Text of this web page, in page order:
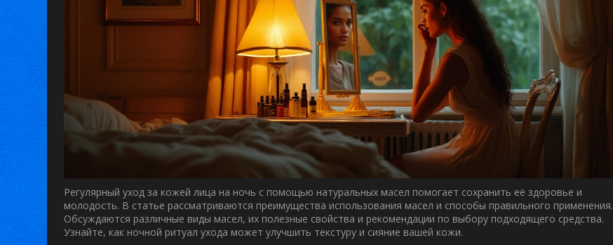
Регулярный уход за кожей лица на ночь с помощью натуральных масел помогает сохранить её здоровье и
молодость. В статье рассматриваются преимущества использования масел и способы правильного применения.
Обсуждаются различные виды масел, их полезные свойства и рекомендации по выбору подходящего средства.
Узнайте, как ночной ритуал ухода может улучшить текстуру и сияние вашей кожи.